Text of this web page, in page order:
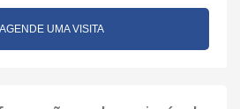
AGENDE UMA VISITA